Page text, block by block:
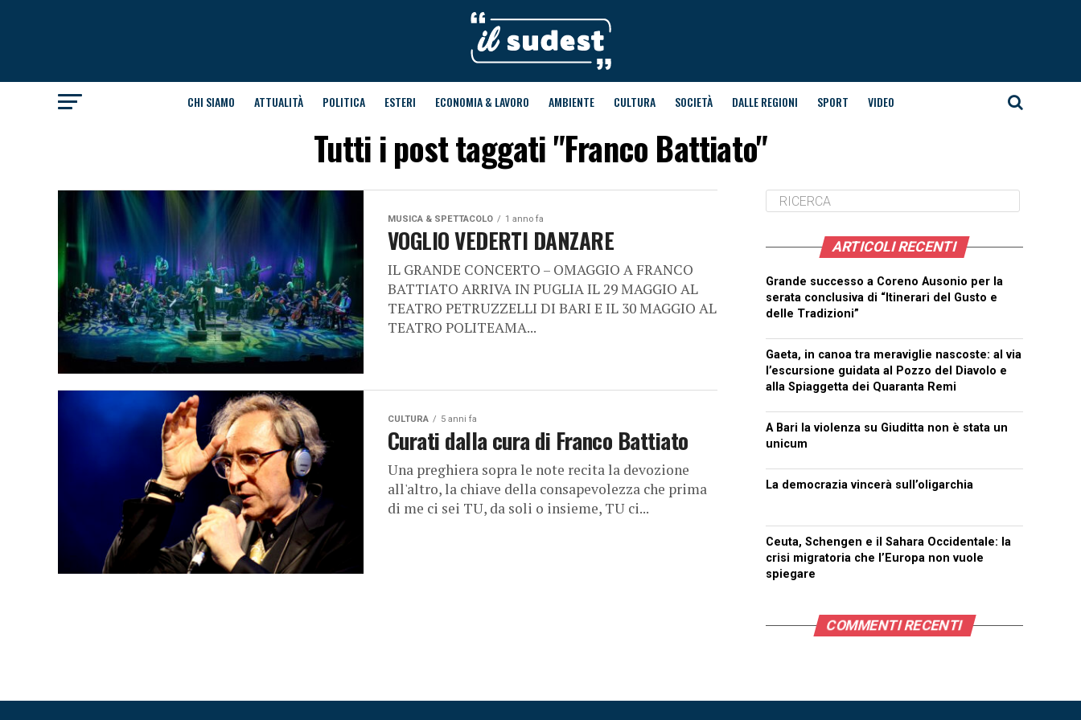
CHI SIAMO ATTUALITÀ POLITICA ESTERI ECONOMIA & LAVORO AMBIENTE CULTURA SOCIETÀ DALLE REGIONI SPORT VIDEO
Tutti i post taggati "Franco Battiato"
MUSICA & SPETTACOLO 1 anno fa
VOGLIO VEDERTI DANZARE
IL GRANDE CONCERTO – OMAGGIO A FRANCO
BATTIATO ARRIVA IN PUGLIA IL 29 MAGGIO AL
TEATRO PETRUZZELLI DI BARI E IL 30 MAGGIO AL
TEATRO POLITEAMA...
CULTURA 5 anni fa
Curati dalla cura di Franco Battiato
Una preghiera sopra le note recita la devozione
all'altro, la chiave della consapevolezza che prima
di me ci sei TU, da soli o insieme, TU ci...
ARTICOLI RECENTI
Grande successo a Coreno Ausonio per la
serata conclusiva di “Itinerari del Gusto e
delle Tradizioni”
Gaeta, in canoa tra meraviglie nascoste: al via
l’escursione guidata al Pozzo del Diavolo e
alla Spiaggetta dei Quaranta Remi
A Bari la violenza su Giuditta non è stata un
unicum
La democrazia vincerà sull’oligarchia
Ceuta, Schengen e il Sahara Occidentale: la
crisi migratoria che l’Europa non vuole
spiegare
COMMENTI RECENTI